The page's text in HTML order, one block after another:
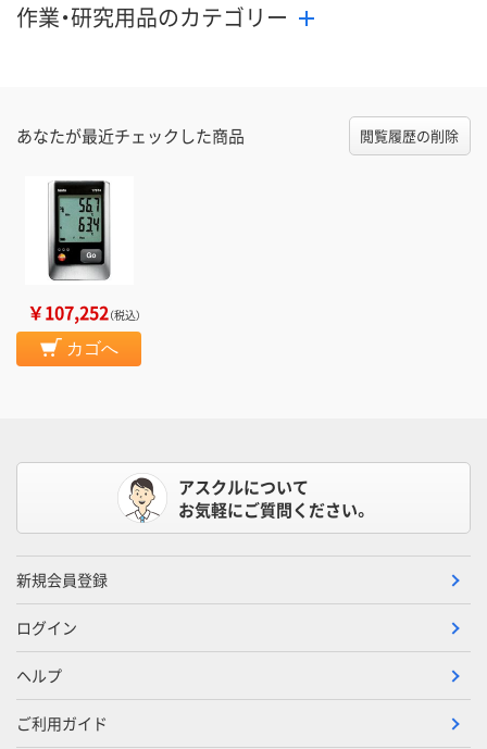
作業・研究用品のカテゴリー
あなたが最近チェックした商品 閲覧履歴の削除
￥107,252（税込）
カゴへ
アスクルについて
お気軽にご質問ください。
新規会員登録
ログイン
ヘルプ
ご利用ガイド